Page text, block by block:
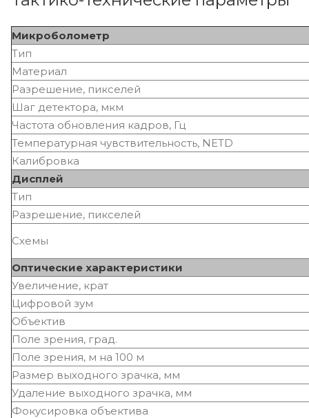
Микроболометр
Тип
Материал
Разрешение, пикселей
Шаг детектора, мкм
Частота обновления кадров, Гц
Температурная чувствительность, NETD
Калибровка
Дисплей
Тип
Разрешение, пикселей
Схемы
Оптические характеристики
Увеличение, крат
Цифровой зум
Объектив
Поле зрения, град.
Поле зрения, м на 100 м
Размер выходного зрачка, мм
Удаление выходного зрачка, мм
Фокусировка объектива